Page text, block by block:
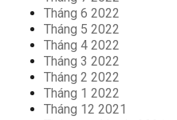
Tháng 6 2022
Tháng 5 2022
Tháng 4 2022
Tháng 3 2022
Tháng 2 2022
Tháng 1 2022
Tháng 12 2021